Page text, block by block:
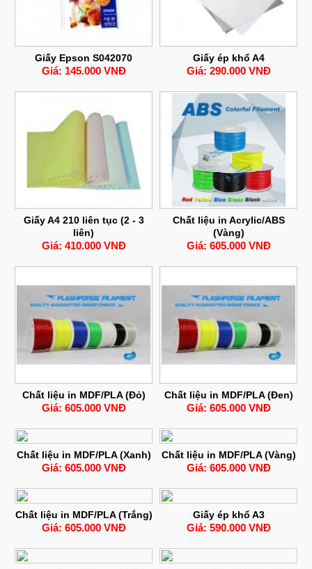
Giấy Epson S042070
Giá: 145.000 VNĐ
Giấy ép khổ A4
Giá: 290.000 VNĐ
Giấy A4 210 liên tục (2 - 3
liên)
Giá: 410.000 VNĐ
Chất liệu in Acrylic/ABS
(Vàng)
Giá: 605.000 VNĐ
Chất liệu in MDF/PLA (Đỏ)
Giá: 605.000 VNĐ
Chất liệu in MDF/PLA (Đen)
Giá: 605.000 VNĐ
Chất liệu in MDF/PLA (Xanh)
Giá: 605.000 VNĐ
Chất liệu in MDF/PLA (Vàng)
Giá: 605.000 VNĐ
Chất liệu in MDF/PLA (Trắng)
Giá: 605.000 VNĐ
Giấy ép khổ A3
Giá: 590.000 VNĐ